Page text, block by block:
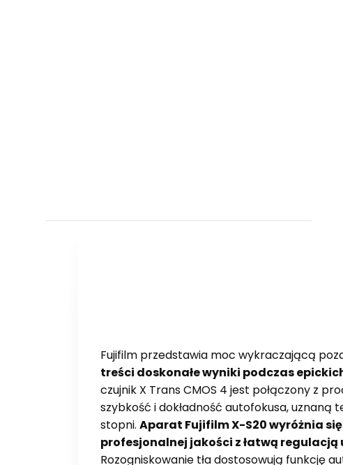
Fujifilm przedstawia moc wykraczającą
treści doskonałe wyniki podczas
czujnik X Trans CMOS 4 jest połączony z
szybkość i dokładność autofokusa, uznaną
stopni. Aparat Fujifilm X-S20 wyróżnia
profesjonalnej jakości z łatwą
Rozogniskowanie tła dostosowują funkcję